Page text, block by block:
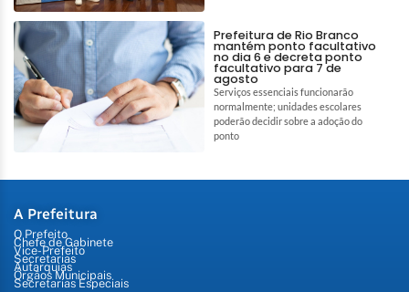
Prefeitura de Rio Branco
mantém ponto facultativo
no dia 6 e decreta ponto
facultativo para 7 de
agosto
Serviços essenciais funcionarão
normalmente; unidades escolares
poderão decidir sobre a adoção do
ponto
A Prefeitura
O Prefeito
Chefe de Gabinete
Vice-Prefeito
Secretarias
Autarquias
Órgãos Municipais
Secretarias Especiais